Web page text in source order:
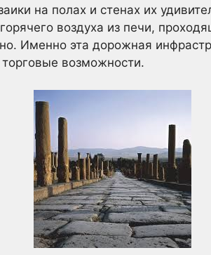
на полах и стенах их
воздуха из печи,
Именно эта дорожная
возможности.